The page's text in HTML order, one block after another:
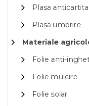
Plasa anticartita
Plasa umbrire
Materiale
Folie anti-
Folie mulcire
Folie solar